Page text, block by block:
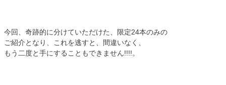
今回、奇跡的に分けていただけた、限定24本のみの
ご紹介となり、これを逃すと、間違いなく、
もう二度と手にすることもできません!!!!。